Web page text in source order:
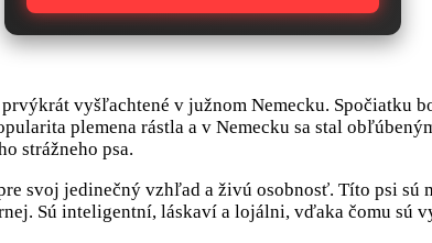
vyšľachtené v južnom Nemecku.
plemena rástla a v Nemecku sa stal
strážneho psa.
svoj jedinečný vzhľad a živú osobnosť. Títo psi sú
Sú inteligentní, láskaví a lojálni, vďaka čomu